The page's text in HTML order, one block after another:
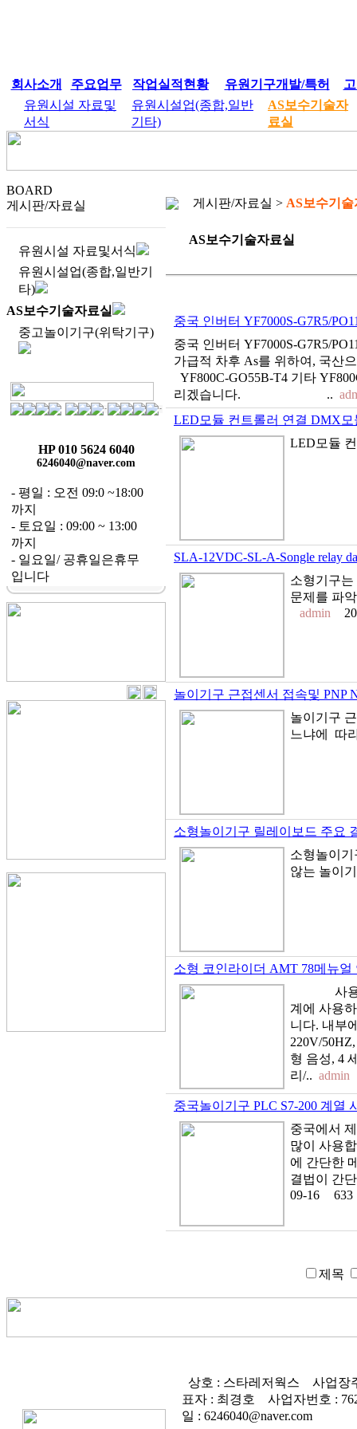
회사소개 주요업무 작업실적현황 유원기구개발/특허
유원시설 자료및
서식
유원시설업(종합,일반
기타)
AS보수기술자
료실
BOARD
게시판/자료실
유원시설 자료및서식
유원시설업(종합,일반기
타)
AS보수기술자료실
중고놀이기구(위탁기구)
HP 010 5624 6040
6246040@naver.com
- 평일 : 오전 09:0 ~18:00
까지
- 토요일 : 09:00 ~ 13:00
까지
- 일요일/ 공휴일은휴무
입니다
게시판/자료실 > AS보수기
AS보수기술자료실
중국 인버터 YF7000S-G7R5/
중국 인버터 YF7000S-G7R5/
가급적 차후 As를 위하여, 국산
YF800C-GO55B-T4 기타
리겠습니다. ..
LED모듈 컨트롤러 연결 DMX모
LED모듈
SLA-12VDC-SL-A-Songle relay
소형기구
문제를 파
admin
놀이기구 근접센서 접속및 PNP
놀이기구
느냐에
소형놀이기구 릴레이보드 주요
소형놀이
않는 놀
소형 코인라이더 AMT 78메뉴얼
사용자
계에 사용
니다. 내부
220V/
형 음성, 4
리/.. admin
중국놀이기구 PLC S7-200 계열
중국에서
많이 사용
에 간단한
결법이
09-16
633
제목
상호 : 스타레저웍스
사업장
표자 : 최경호
사업자번호 :
일 : 6246040@naver.com